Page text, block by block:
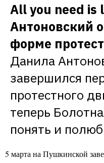
All you need is
Антоновский
форме
Данила
завершился
протестного
теперь
понять и
5 марта на Пушкинской